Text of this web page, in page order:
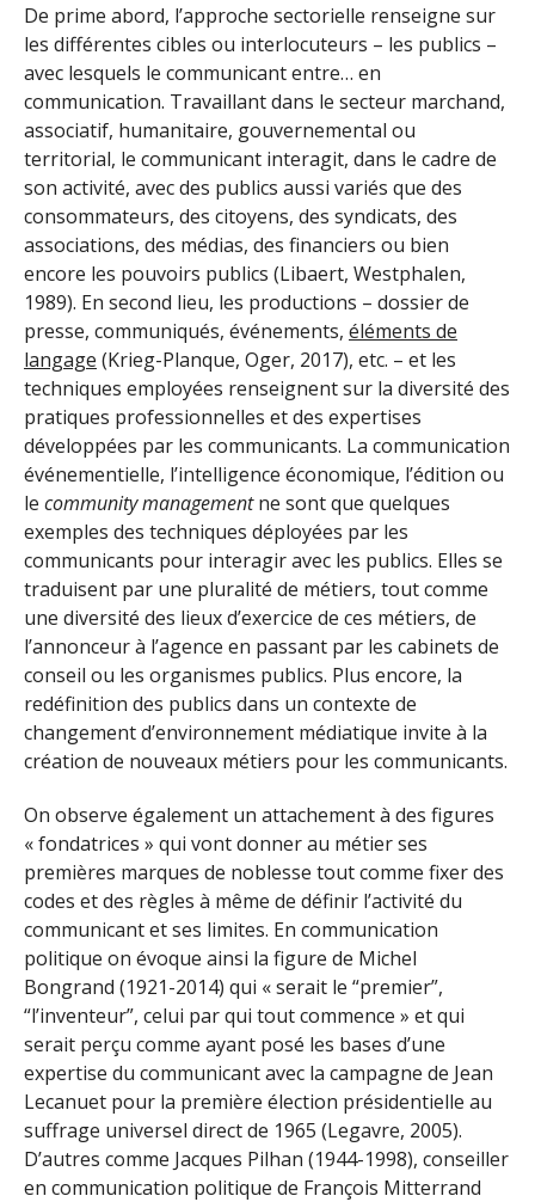
De prime abord, l’approche sectorielle renseigne sur
les différentes cibles ou interlocuteurs – les publics –
avec lesquels le communicant entre… en
communication. Travaillant dans le secteur marchand,
associatif, humanitaire, gouvernemental ou
territorial, le communicant interagit, dans le cadre de
son activité, avec des publics aussi variés que des
consommateurs, des citoyens, des syndicats, des
associations, des médias, des financiers ou bien
encore les pouvoirs publics (Libaert, Westphalen,
1989). En second lieu, les productions – dossier de
presse, communiqués, événements, éléments de
langage (Krieg-Planque, Oger, 2017), etc. – et les
techniques employées renseignent sur la diversité des
pratiques professionnelles et des expertises
développées par les communicants. La communication
événementielle, l’intelligence économique, l’édition ou
le communitymanagementne sont que quelques
exemples des techniques déployées par les
communicants pour interagir avec les publics. Elles se
traduisent par une pluralité de métiers, tout comme
une diversité des lieux d’exercice de ces métiers, de
l’annonceur à l’agence en passant par les cabinets de
conseil ou les organismes publics. Plus encore, la
redéfinition des publics dans un contexte de
changement d’environnement médiatique invite à la
création de nouveaux métiers pour les communicants.
On observe également un attachement à des figures
« fondatrices » qui vont donner au métier ses
premières marques de noblesse tout comme fixer des
codes et des règles à même de définir l’activité du
communicant et ses limites. En communication
politique on évoque ainsi la figure de Michel
Bongrand (1921-2014) qui « serait le “premier”,
“l’inventeur”, celui par qui tout commence » et qui
serait perçu comme ayant posé les bases d’une
expertise du communicant avec la campagne de Jean
Lecanuet pour la première élection présidentielle au
suffrage universel direct de 1965 (Legavre, 2005).
D’autres comme Jacques Pilhan (1944-1998), conseiller
en communication politique de François Mitterrand